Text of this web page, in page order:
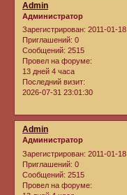
Admin
Администратор
Зарегистрирован: 2011-01-18
Приглашений: 0
Сообщений: 2515
Провел на форуме:
13 дней 4 часа
Последний визит:
2026-07-31 23:01:30
Admin
Администратор
Зарегистрирован: 2011-01-18
Приглашений: 0
Сообщений: 2515
Провел на форуме: